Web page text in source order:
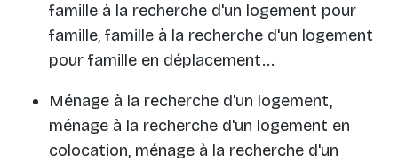
famille à la recherche d'un logement pour
famille, famille à la recherche d'un logement
pour famille en déplacement...
Ménage à la recherche d'un logement,
ménage à la recherche d'un logement en
colocation, ménage à la recherche d'un